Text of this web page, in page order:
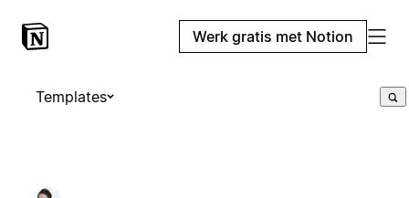
Werk gratis met Notion
Templates